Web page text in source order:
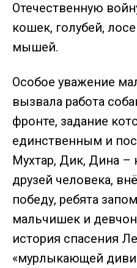
Отечественную
кошек, голубей,
мышей.
Особое уважение
вызвала работа
фронте, задание
единственным и
Мухтар, Дик, Дина –
друзей человека,
победу, ребята
мальчишек и
история спасения
«мурлыкающей